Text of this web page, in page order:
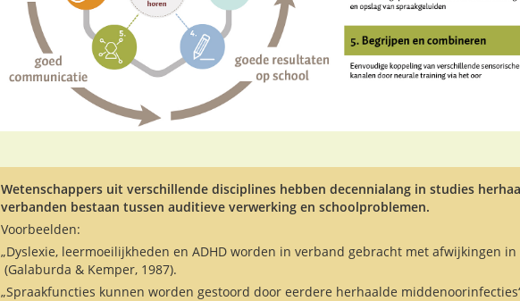
Wetenschappers uit verschillende disciplines hebben decennialang in studies
verbanden bestaan tussen auditieve verwerking en schoolproblemen.
Voorbeelden:
„Dyslexie, leermoeilijkheden en ADHD worden in verband gebracht met afwijkingen
(Galaburda & Kemper, 1987).
„Spraakfuncties kunnen worden gestoord door eerdere herhaalde